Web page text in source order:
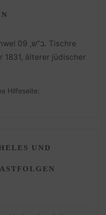
Hilfeseite:
UND